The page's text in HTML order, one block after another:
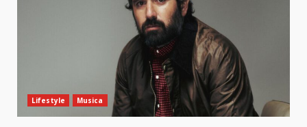
Lifestyle Musica